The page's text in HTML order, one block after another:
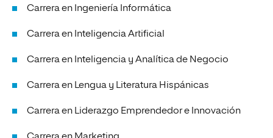
Carrera en Ingeniería Informática
Carrera en Inteligencia Artificial
Carrera en Inteligencia y Analítica de Negocio
Carrera en Lengua y Literatura Hispánicas
Carrera en Liderazgo Emprendedor e Innovación